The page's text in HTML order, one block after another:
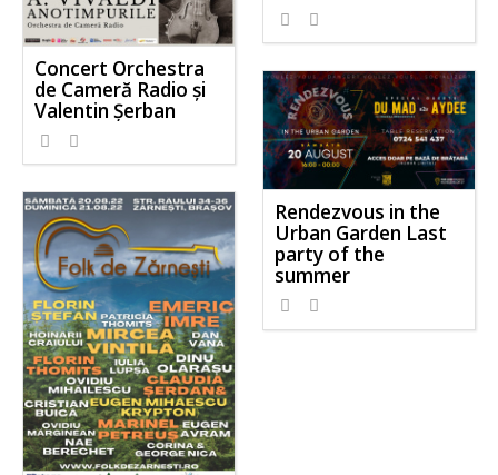
741
Concert Orchestra
de Cameră Radio și
Valentin Șerban
861
Rendezvous in the
Urban Garden Last
party of the
summer
652